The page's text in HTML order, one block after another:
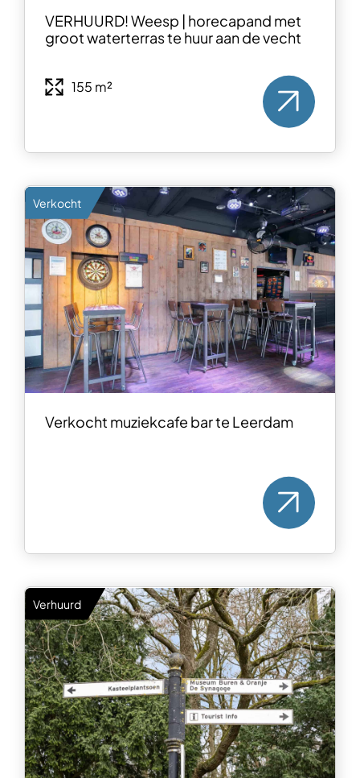
VERHUURD! Weesp | horecapand met
groot waterterras te huur aan de vecht
155 m²
Verkocht
Verkocht muziekcafe bar te Leerdam
Verhuurd